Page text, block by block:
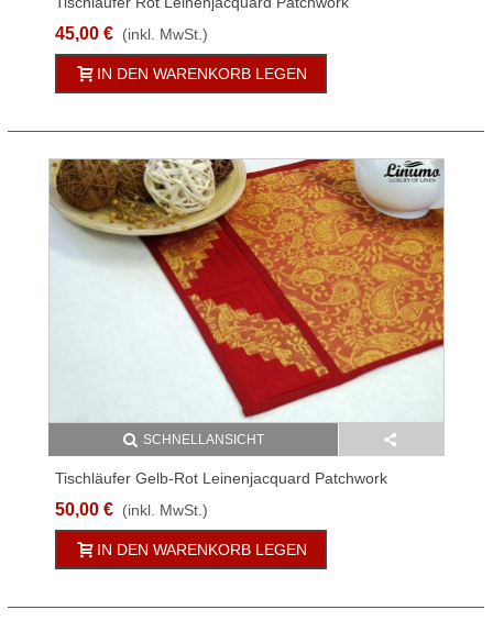
Verschiedene Größen
45,00 € (inkl. MwSt.)
IN DEN WARENKORB LEGEN
SCHNELLANSICHT
Tischläufer Gelb-Rot Leinenjacquard Patchwork
50,00 € (inkl. MwSt.)
IN DEN WARENKORB LEGEN